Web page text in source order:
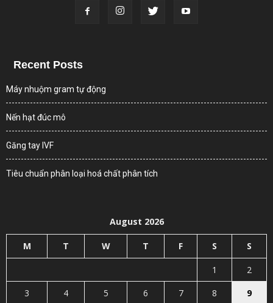
Recent Posts
Máy nhuộm gram tự động
Nến hạt đúc mô
Găng tay IVF
Tiêu chuẩn phân loại hoá chất phân tích
August 2026
M T W T F S S
1
2
3
4 5 6 7 8 9